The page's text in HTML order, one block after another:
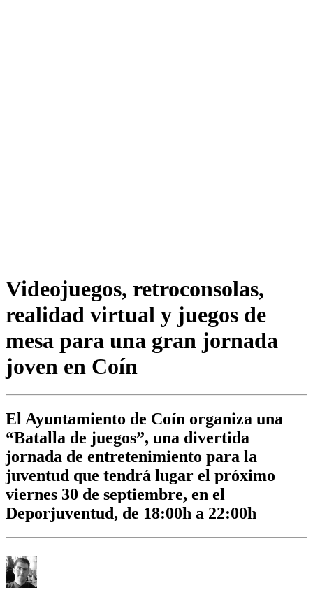
Videojuegos, retroconsolas,
realidad virtual y juegos de
mesa para una gran jornada
joven en Coín
El Ayuntamiento de Coín organiza una
“Batalla de juegos”, una divertida
jornada de entretenimiento para la
juventud que tendrá lugar el próximo
viernes 30 de septiembre, en el
Deporjuventud, de 18:00h a 22:00h